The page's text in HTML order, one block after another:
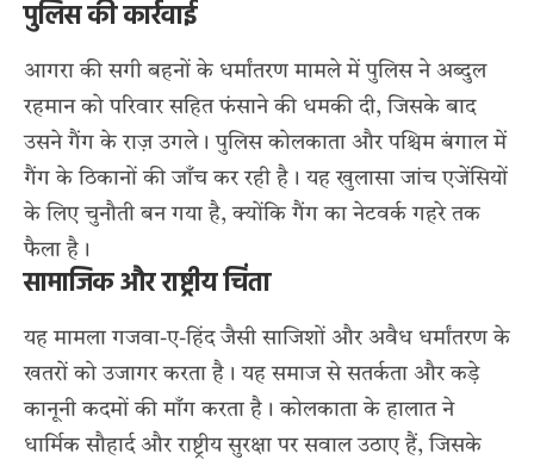
पुलिस की कार्रवाई
आगरा की सगी बहनों के धर्मांतरण मामले में पुलिस ने अब्दुल
रहमान को परिवार सहित फंसाने की धमकी दी, जिसके बाद
उसने गैंग के राज़ उगले। पुलिस कोलकाता और पश्चिम बंगाल में
गैंग के ठिकानों की जाँच कर रही है। यह खुलासा जांच एजेंसियों
के लिए चुनौती बन गया है, क्योंकि गैंग का नेटवर्क गहरे तक
फैला है।
सामाजिक और राष्ट्रीय चिंता
यह मामला गजवा-ए-हिंद जैसी साजिशों और अवैध धर्मांतरण के
खतरों को उजागर करता है। यह समाज से सतर्कता और कड़े
कानूनी कदमों की माँग करता है। कोलकाता के हालात ने
धार्मिक सौहार्द और राष्ट्रीय सुरक्षा पर सवाल उठाए हैं, जिसके